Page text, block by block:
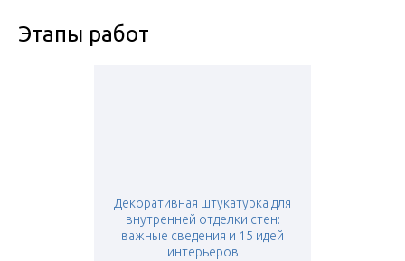
Этапы работ
Декоративная штукатурка для
внутренней отделки стен:
важные сведения и 15 идей
интерьеров